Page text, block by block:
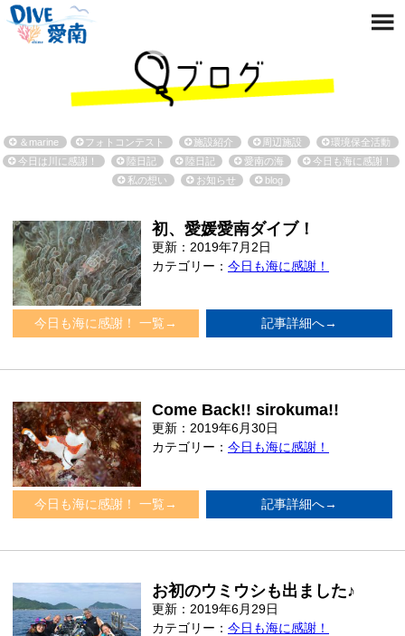
＆marine フォトコンテスト 施設紹介 周辺施設
環境保全活動
今日は川に感謝！
陸日記 陸日記 愛南の海
今日も海に感謝！
私の想い
お知らせ blog
初、愛媛愛南ダイブ！
更新：2019年7月2日
カテゴリー： 今日も海に感謝！
今日も海に感謝！ 一覧→ 記事詳細へ→
Come Back!! sirokuma!!
更新：2019年6月30日
カテゴリー： 今日も海に感謝！
今日も海に感謝！ 一覧→ 記事詳細へ→
お初のウミウシも出ました♪
更新：2019年6月29日
カテゴリー： 今日も海に感謝！